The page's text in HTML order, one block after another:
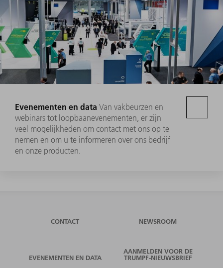
Evenementen en data Van vakbeurzen en
webinars tot loopbaanevenementen, er zijn
veel mogelijkheden om contact met ons op te
nemen en om u te informeren over ons bedrijf
en onze producten.
CONTACT NEWSROOM
EVENEMENTEN EN DATA
AANMELDEN VOOR DE
TRUMPF-NIEUWSBRIEF